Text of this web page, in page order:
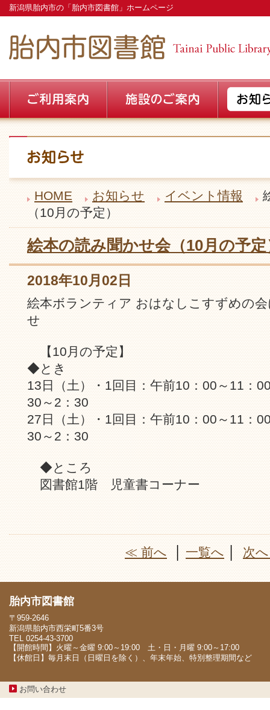
新潟県胎内市の「胎内市図書館」ホームページ
HOME お知らせ イベント情報
（10月の予定）
絵本の読み聞かせ会（10月の予定
2018年10月02日
絵本ボランティア おはなしこすずめの
せ
【10月の予定】
◆とき
13日（土）・1回目：午前10：00～11：
30～2：30
27日（土）・1回目：午前10：00～11：
30～2：30
◆ところ
図書館1階 児童書コーナー
≪ 前へ 一覧へ 次
胎内市図書館
〒959-2646
新潟県胎内市西栄町5番3号
TEL 0254-43-3700
【開館時間】火曜～金曜 9:00～19:00 土・日・月曜 9:00～17:00
【休館日】毎月末日（日曜日を除く）、年末年始、特別整理期間など
お問い合わせ